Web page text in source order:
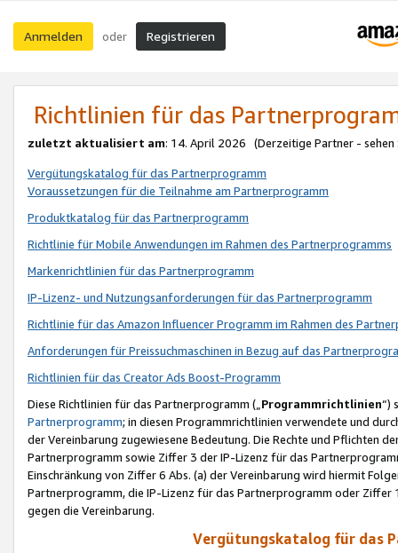
Anmelden oder Registrieren
Richtlinien für das
zuletzt aktualisiert am: 14. April 2026 (Derzeitige Partner - sehen
Vergütungskatalog für das Partnerprogramm
Voraussetzungen für die Teilnahme am Partnerprogramm
Produktkatalog für das Partnerprogramm
Richtlinie für Mobile Anwendungen im Rahmen des Partnerprogramms
Markenrichtlinien für das Partnerprogramm
IP-Lizenz- und Nutzungsanforderungen für das Partnerprogramm
Richtlinie für das Amazon Influencer Programm im Rahmen des
Anforderungen für Preissuchmaschinen in Bezug auf das
Richtlinien für das Creator Ads Boost-Programm
Diese Richtlinien für das Partnerprogramm („Programmrichtlinien“)
Partnerprogramm; in diesen Programmrichtlinien verwendete und
der Vereinbarung zugewiesene Bedeutung. Die Rechte und Pflichten
Partnerprogramm sowie Ziffer 3 der IP-Lizenz für das
Einschränkung von Ziffer 6 Abs. (a) der Vereinbarung wird hiermit
Partnerprogramm, die IP-Lizenz für das Partnerprogramm oder
gegen die Vereinbarung.
Vergütungskatalog für das